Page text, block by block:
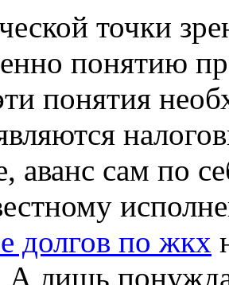
точки
понятию
понятия
аванс сам по
долгов по жкх
А лишь